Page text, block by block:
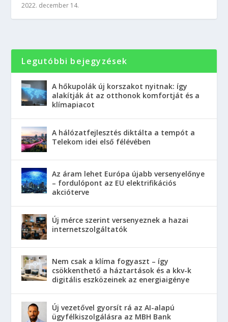
2022. december 14.
Legutóbbi bejegyzések
A hőkupolák új korszakot nyitnak: így
alakítják át az otthonok komfortját és a
klímapiacot
A hálózatfejlesztés diktálta a tempót a
Telekom idei első félévében
Az áram lehet Európa újabb versenyelőnye
– fordulópont az EU elektrifikációs
akcióterve
Új mérce szerint versenyeznek a hazai
internetszolgáltatók
Nem csak a klíma fogyaszt – így
csökkenthető a háztartások és a kkv-k
digitális eszközeinek az energiaigénye
Új vezetővel gyorsít rá az AI-alapú
ügyfélkiszolgálásra az MBH Bank